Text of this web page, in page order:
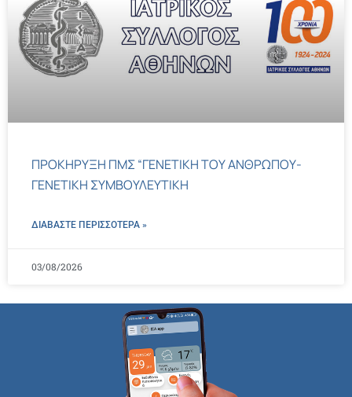
ΠΡΟΚΗΡΥΞΗ ΠΜΣ “ΓΕΝΕΤΙΚΗ ΤΟΥ ΑΝΘΡΩΠΟΥ-
ΓΕΝΕΤΙΚΗ ΣΥΜΒΟΥΛΕΥΤΙΚΗ
ΔΙΑΒΑΣΤΕ ΠΕΡΙΣΣΌΤΕΡΑ »
03/08/2026